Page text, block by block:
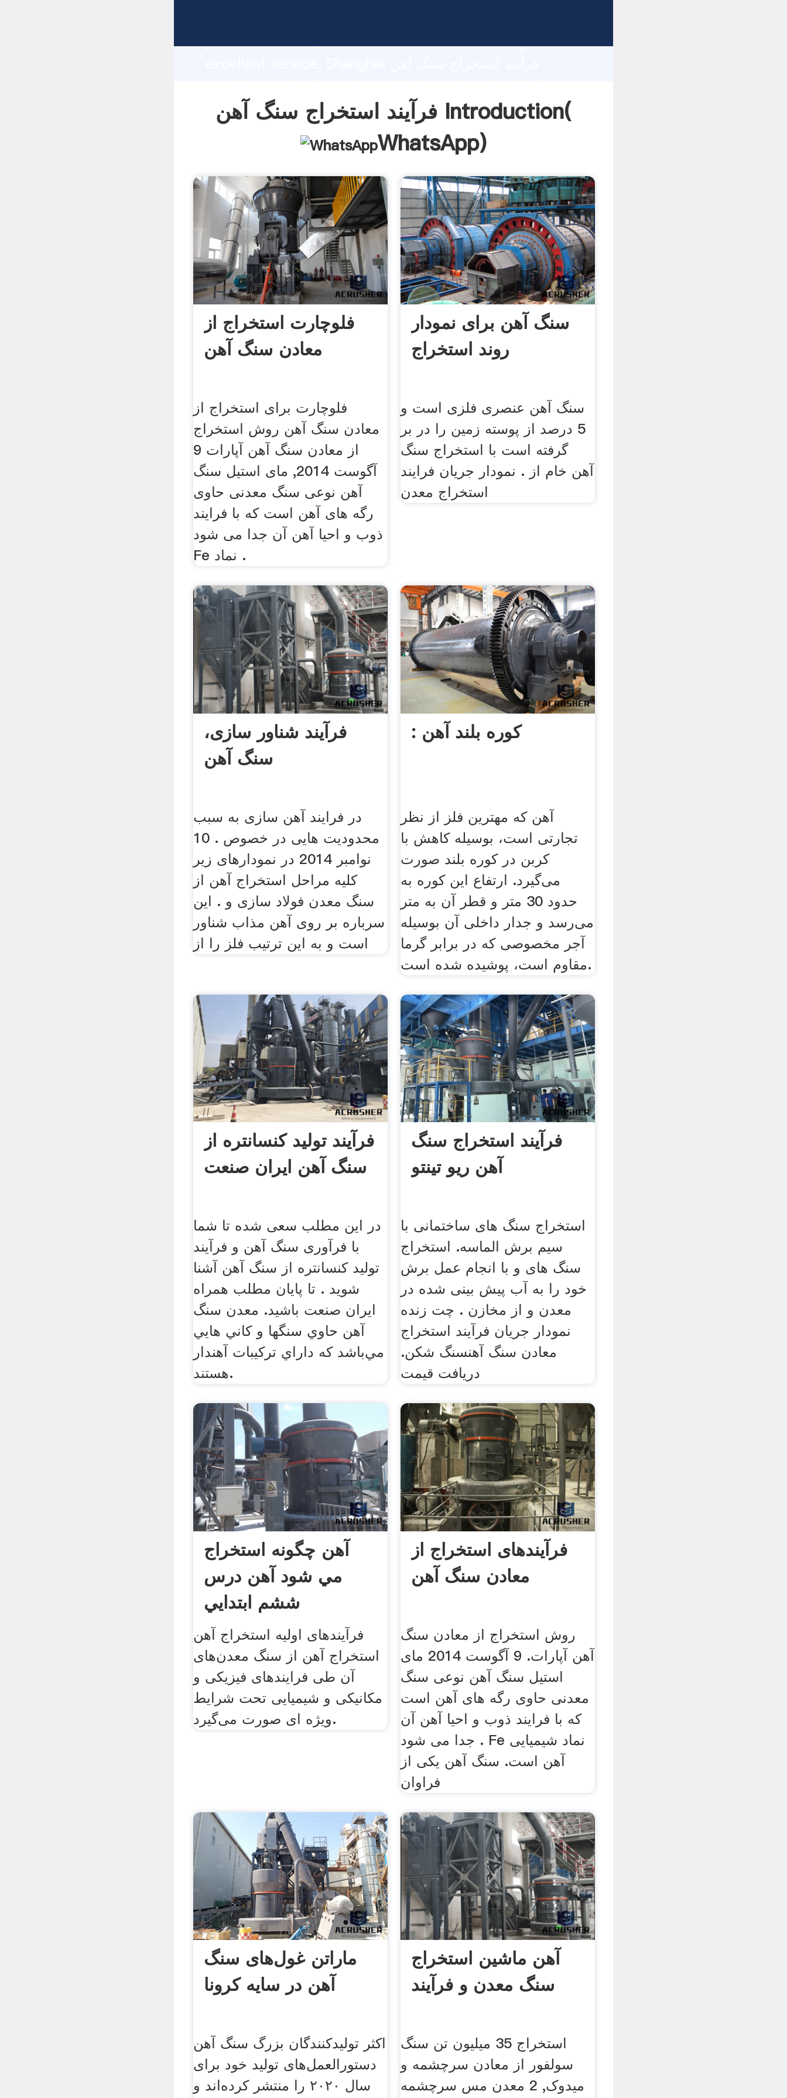
production capability, advanced research strength and
customers.
فرآیند استخراج سنگ آهن Introduction(
WhatsApp)
فلوچارت استخراج از
معادن سنگ آهن
فلوچارت برای استخراج از
معادن سنگ آهن روش استخراج
از معادن سنگ آهن آپارات 9
آگوست 2014, مای استیل سنگ
آهن نوعی سنگ معدنی حاوی
رگه های آهن است که با فرایند
ذوب و احیا آهن آن جدا می شود
Fe نماد .
سنگ آهن برای نمودار
روند استخراج
سنگ آهن عنصری فلزی است و
5 درصد از پوسته زمین را در بر
گرفته است با استخراج سنگ
آهن خام از . نمودار جریان فرایند
استخراج معدن
فرآیند شناور سازی،
سنگ آهن
در فرایند آهن سازی به سبب
محدودیت هایی در خصوص . 10
نوامبر 2014 در نمودارهای زیر
کلیه مراحل استخراج آهن از
سنگ معدن فولاد سازی و . این
سرباره بر روی آهن مذاب شناور
است و به این ترتیب فلز را از
: کوره بلند آهن
آهن که مهترین فلز از نظر
تجارتی است، بوسیله کاهش با
کربن در کوره بلند صورت
می‌گیرد. ارتفاع این کوره به
حدود 30 متر و قطر آن به متر
می‌رسد و جدار داخلی آن بوسیله
آجر مخصوصی که در برابر گرما
مقاوم است، پوشیده شده است.
فرآیند تولید كنسانتره از
سنگ آهن ایران صنعت
در این مطلب سعی شده تا شما
با فرآوری سنگ آهن و فرآیند
تولید کنسانتره از سنگ آهن آشنا
شوید . تا پایان مطلب همراه
ایران صنعت باشید. معدن سنگ
آهن حاوي سنگها و كاني هايي
مي‌باشد كه داراي تركيبات آهندار
هستند.
فرآیند استخراج سنگ
آهن ریو تینتو
استخراج سنگ های ساختمانی با
سيم برش الماسه. استخراج
سنگ های و با انجام عمل برش
خود را به آب پیش بینی شده در
معدن و از مخازن . چت زنده
نمودار جریان فرآیند استخراج
معادن سنگ آهنسنگ شکن.
دریافت قیمت
آهن چگونه استخراج
مي شود آهن درس
ششم ابتدايي
فرآیند‌های اولیه استخراج آهن
استخراج آهن از سنگ معدن‌های
آن طی فرایند‌های فیزیکی و
مکانیکی و شیمیایی تحت شرایط
ویژه ای صورت می‌گیرد.
فرآیندهای استخراج از
معادن سنگ آهن
روش استخراج از معادن سنگ
آهن آپارات. 9 آگوست 2014 مای
استیل سنگ آهن نوعی سنگ
معدنی حاوی رگه های آهن است
که با فرایند ذوب و احیا آهن آن
جدا می شود . Fe نماد شیمیایی
آهن است. سنگ آهن یکی از
فراوان
ماراتن غول‌های سنگ
آهن در سایه کرونا
اکثر تولیدکنندگان بزرگ سنگ آهن
دستورالعمل‌های تولید خود برای
سال ۲۰۲۰ را منتشر کرده‌اند و
آهن ماشین استخراج
سنگ معدن و فرآیند
استخراج 35 میلیون تن سنگ
سولفور از معادن سرچشمه و
میدوک, 2 معدن مس سرچشمه